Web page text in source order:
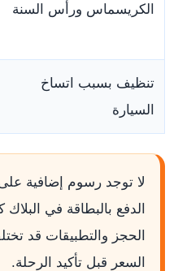
الكريسماس ورأس السنة
تنظيف بسبب اتساخ
السيارة
لا توجد رسوم إضافية على
الدفع بالبطاقة في
الحجز والتطبيقات قد
السعر قبل تأكيد الرحلة.